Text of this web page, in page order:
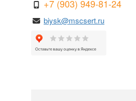
+7 (903) 949-81-24
biysk@mscsert.ru